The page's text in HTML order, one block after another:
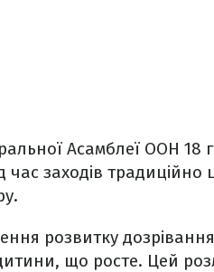
Асамблеї ООН 18
час заходів традиційно
розвитку дозрівання
що росте. Цей